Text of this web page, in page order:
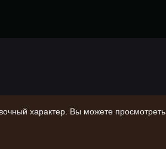
характер. Вы можете просмотреть